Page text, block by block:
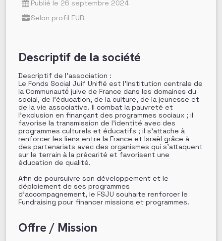
Publié le 26 septembre 2024
Selon profil EUR
Descriptif de la société
Descriptif de l’association :
Le Fonds Social Juif Unifié est l’Institution centrale de
la Communauté́ juive de France dans les domaines du
social, de l’éducation, de la culture, de la jeunesse et
de la vie associative. Il combat la pauvreté et
l’exclusion en finançant des programmes sociaux ; il
favorise la transmission de l’identité avec des
programmes culturels et éducatifs ; il s’attache à
renforcer les liens entre la France et Israël grâce à
des partenariats avec des organismes qui s’attaquent
sur le terrain à la précarité et favorisent une
éducation de qualité.
Afin de poursuivre son développement et le
déploiement de ses programmes
d’accompagnement, le FSJU souhaite renforcer le
Fundraising pour financer missions et programmes.
Offre / Mission